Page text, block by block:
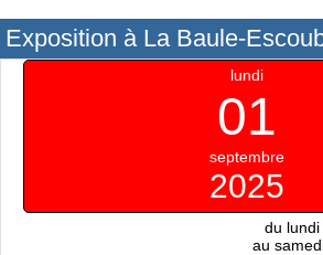
Exposition à La Baule-
lundi
01
septembre
2025
du lundi
au